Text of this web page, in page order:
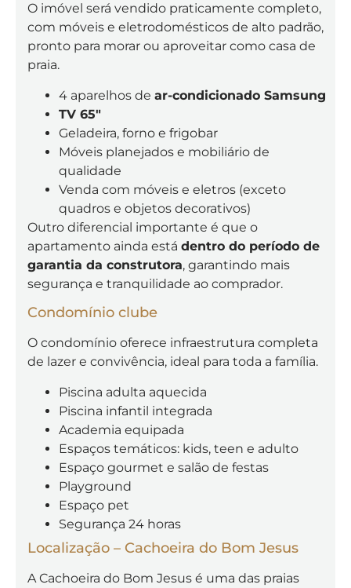
O imóvel será vendido praticamente completo,
com móveis e eletrodomésticos de alto padrão,
pronto para morar ou aproveitar como casa de
praia.
4 aparelhos de ar-condicionado Samsung
TV 65"
Geladeira, forno e frigobar
Móveis planejados e mobiliário de
qualidade
Venda com móveis e eletros (exceto
quadros e objetos decorativos)
Outro diferencial importante é que o
apartamento ainda está dentro do período de
garantia da construtora, garantindo mais
segurança e tranquilidade ao comprador.
Condomínio clube
O condomínio oferece infraestrutura completa
de lazer e convivência, ideal para toda a família.
Piscina adulta aquecida
Piscina infantil integrada
Academia equipada
Espaços temáticos: kids, teen e adulto
Espaço gourmet e salão de festas
Playground
Espaço pet
Segurança 24 horas
Localização – Cachoeira do Bom Jesus
A Cachoeira do Bom Jesus é uma das praias